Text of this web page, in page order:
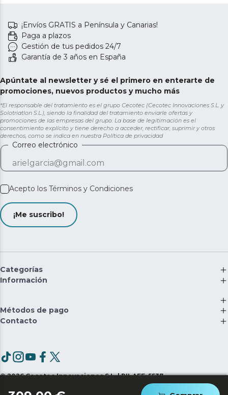
¡Envíos GRATIS a Península y Canarias!
Paga a plazos
Gestión de tus pedidos 24/7
Garantía de 3 años en España
Apúntate al newsletter y sé el primero en enterarte de
promociones, nuevos productos y mucho más
*El responsable del tratamiento es el grupo Cecotec (Cecotec Innovaciones S.L. y
Solotriatlon S.L.), siendo la finalidad del tratamiento enviarle ofertas y
promociones de las empresas del grupo. La base de legitimación es el
consentimiento explícito y tiene derecho a acceder, rectificar, suprimir y otros
derechos, como se indica en nuestra Política de privacidad
Correo electrónico
Acepto los Términos y Condiciones
¡Me suscribo!
Categorías
Información
Métodos de pago
Contacto
©2026 Cecotec Innovaciones S.L. | RII-AEE: 5537